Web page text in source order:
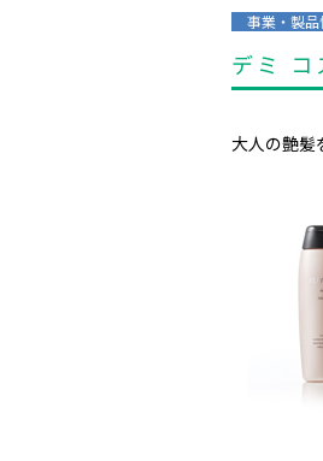
事業・製品
デミ コ
大人の艶髪